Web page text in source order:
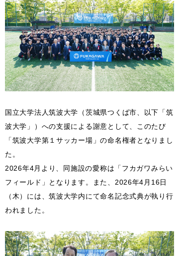
国立大学法人筑波大学（茨城県つくば市、以下「筑
波大学」）への支援による謝意として、このたび
「筑波大学第１サッカー場」の命名権者となりまし
た。
2026年4月より、同施設の愛称は「フカガワみらい
フィールド」となります。また、2026年4月16日
（木）には、筑波大学内にて命名記念式典が執り行
われました。